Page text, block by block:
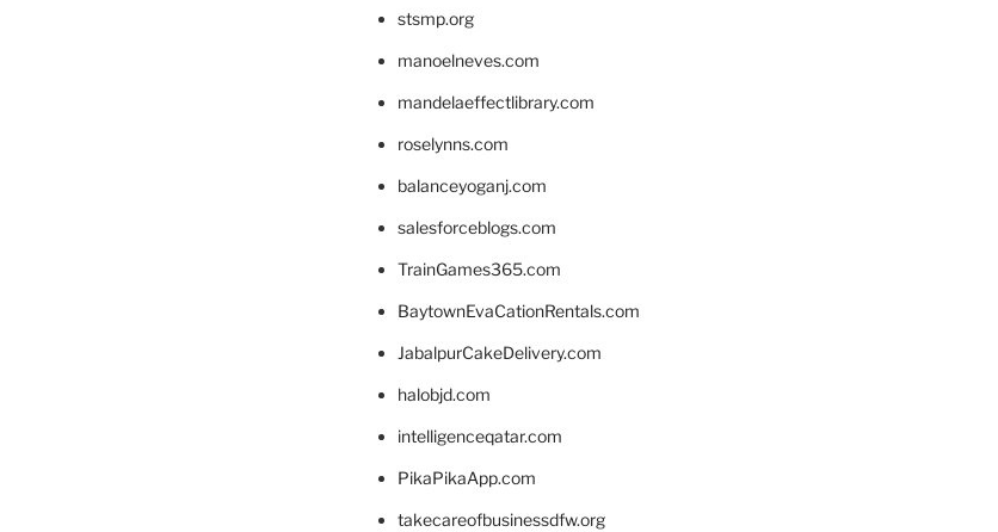
stsmp.org
manoelneves.com
mandelaeffectlibrary.com
roselynns.com
balanceyoganj.com
salesforceblogs.com
TrainGames365.com
BaytownEvaCationRentals.com
JabalpurCakeDelivery.com
halobjd.com
intelligenceqatar.com
PikaPikaApp.com
takecareofbusinessdfw.org